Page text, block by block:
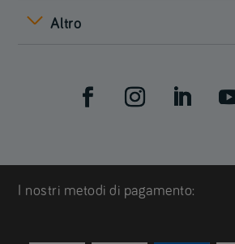
Altro
I nostri metodi di pagamento: